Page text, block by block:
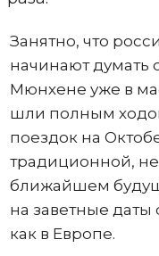
Занятно, что
начинают думать
Мюнхене уже в
шли полным
поездок на
традиционной,
ближайшем
на заветные даты
как в Европе.